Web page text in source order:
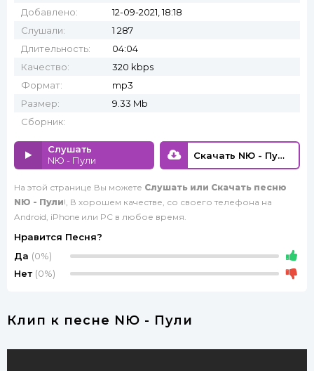
Добавлено:
12-09-2021, 18:18
Слушали:
1 287
Длительность:
04:04
Качество:
320 kbps
Формат:
mp3
Размер:
9.33 Mb
Сборник:
Слушать
NЮ - Пули
Скачать NЮ - Пули
На этой странице Вы можете Слушать или Скачать песню
NЮ - Пули!, В хорошем качестве, со своего телефона на
Android, iPhone или PC в любое время.
Нравится Песня?
Да (0%)
Нет (0%)
Клип к песне NЮ - Пули